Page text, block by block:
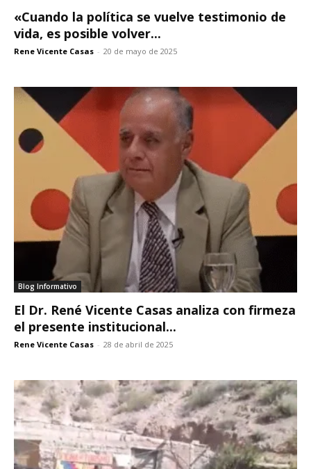
«Cuando la política se vuelve testimonio de
vida, es posible volver...
Rene Vicente Casas - 20 de mayo de 2025
Blog Informativo
El Dr. René Vicente Casas analiza con firmeza
el presente institucional...
Rene Vicente Casas - 28 de abril de 2025